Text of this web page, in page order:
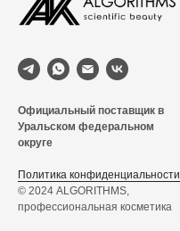
Официальный поставщик в
Уральском федеральном
округе
Политика конфиденциальности
© 2024 ALGORITHMS,
профессиональная косметика